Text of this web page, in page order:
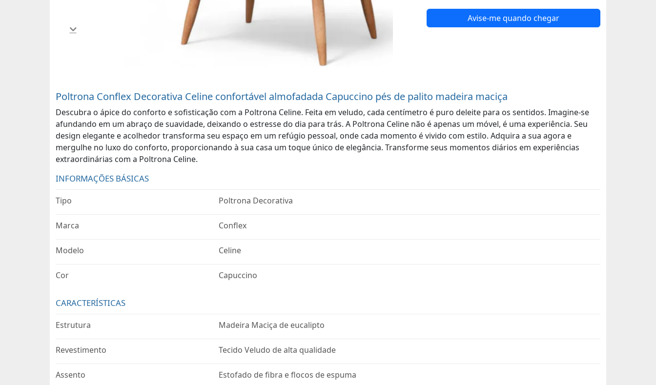
Avise-me quando chegar
Poltrona Conflex Decorativa Celine confortável almofadada Capuccino pés de palito madeira maciça
Descubra o ápice do conforto e sofisticação com a Poltrona Celine. Feita em veludo, cada centímetro é puro deleite para os sentidos. Imagine-se
afundando em um abraço de suavidade, deixando o estresse do dia para trás. A Poltrona Celine não é apenas um móvel, é uma experiência. Seu
design elegante e acolhedor transforma seu espaço em um refúgio pessoal, onde cada momento é vivido com estilo. Adquira a sua agora e
mergulhe no luxo do conforto, proporcionando à sua casa um toque único de elegância. Transforme seus momentos diários em experiências
extraordinárias com a Poltrona Celine.
INFORMAÇÕES BÁSICAS
Tipo Poltrona Decorativa
Marca Conflex
Modelo Celine
Cor Capuccino
CARACTERÍSTICAS
Estrutura Madeira Maciça de eucalipto
Revestimento Tecido Veludo de alta qualidade
Assento Estofado de fibra e flocos de espuma